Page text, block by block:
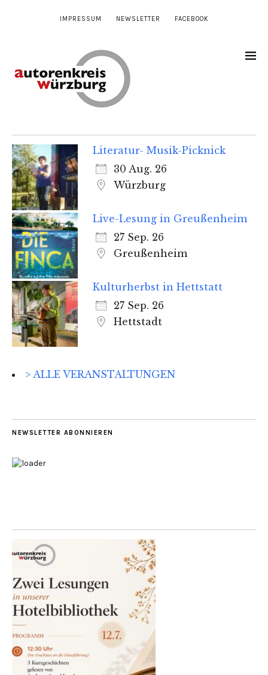
IMPRESSUM NEWSLETTER FACEBOOK
Literatur- Musik-Picknick
30 Aug. 26
Würzburg
Live-Lesung in Greußenheim
27 Sep. 26
Greußenheim
Kulturherbst in Hettstatt
27 Sep. 26
Hettstadt
> ALLE VERANSTALTUNGEN
NEWSLETTER ABONNIEREN